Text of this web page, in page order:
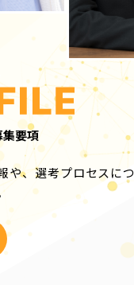
要項
や、選考プロセスに